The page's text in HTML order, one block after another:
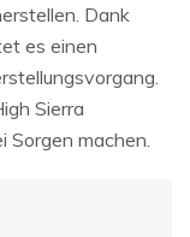
Dank
es einen
Sierra
Sorgen machen.